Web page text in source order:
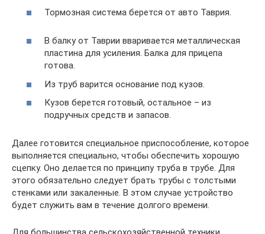
Тормозная система берется от авто Таврия.
В балку от Таврии вваривается металлическая
пластина для усиления. Балка для прицепа
готова.
Из труб варится основание под кузов.
Кузов берется готовый, остальное – из
подручных средств и запасов.
Далее готовится специальное приспособление, которое
выполняется специально, чтобы обеспечить хорошую
сцепку. Оно делается по принципу труба в трубе. Для
этого обязательно следует брать трубы с толстыми
стенками или закаленные. В этом случае устройство
будет служить вам в течение долгого времени.